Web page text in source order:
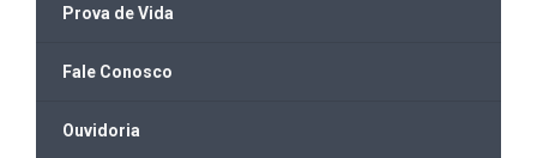
Prova de Vida
Fale Conosco
Ouvidoria